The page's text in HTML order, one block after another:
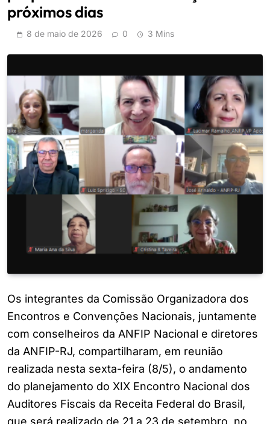
próximos dias
8 de maio de 2026 0 3 Mins
Os integrantes da Comissão Organizadora dos
Encontros e Convenções Nacionais, juntamente
com conselheiros da ANFIP Nacional e diretores
da ANFIP-RJ, compartilharam, em reunião
realizada nesta sexta-feira (8/5), o andamento
do planejamento do XIX Encontro Nacional dos
Auditores Fiscais da Receita Federal do Brasil,
que será realizado de 21 a 23 de setembro, no